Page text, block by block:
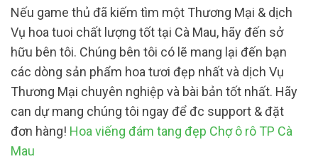
Nếu game thủ đã kiếm tìm một Thương Mại & dịch
Vụ hoa tuoi chất lượng tốt tại Cà Mau, hãy đến sở
hữu bên tôi. Chúng bên tôi có lẽ mang lại đến bạn
các dòng sản phẩm hoa tươi đẹp nhất và dịch Vụ
Thương Mại chuyên nghiệp và bài bản tốt nhất. Hãy
can dự mang chúng tôi ngay để đc support & đặt
đơn hàng! Hoa viếng đám tang đẹp Chợ ô rô TP Cà
Mau